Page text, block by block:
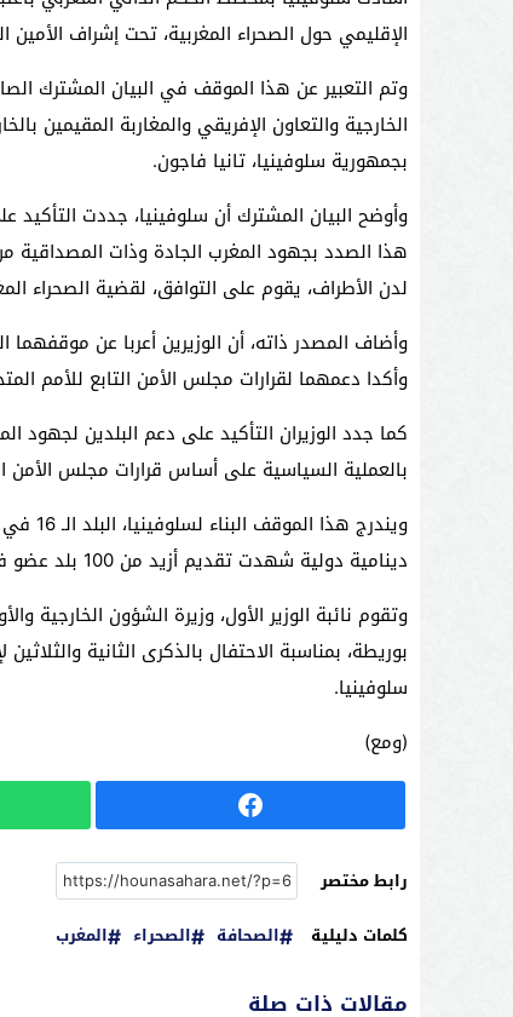
الإقليمي حول الصحراء المغربية، تحت إشراف
وتم التعبير عن هذا الموقف في البيان المشترك
الخارجية والتعاون الإفريقي والمغاربة المقيمين
بجمهورية سلوفينيا، تانيا فاجون.
وأوضح البيان المشترك أن سلوفينيا، جددت
هذا الصدد بجهود المغرب الجادة وذات
لدن الأطراف، يقوم على التوافق، لقضية الصحراء
وأضاف المصدر ذاته، أن الوزيرين أعربا عن موقفهما
وأكدا دعمهما لقرارات مجلس الأمن التابع للأمم المتحدة، بما في ذلك
كما جدد الوزيران التأكيد على دعم البلدين لجهود
بالعملية السياسية على أساس قرارات مجلس الأمن
دينامية دولية شهدت تقديم أزيد من 100 بلد عضو في الأمم المتحدة دعمها لهذه المبادرة.
وتقوم نائبة الوزير الأول، وزيرة الشؤون الخارجية
بوريطة، بمناسبة الاحتفال بالذكرى الثانية
سلوفينيا.
(ومع)
رابط مختصر
كلمات دليلية
الصحافة الصحراء المغرب
مقالات ذات صلة